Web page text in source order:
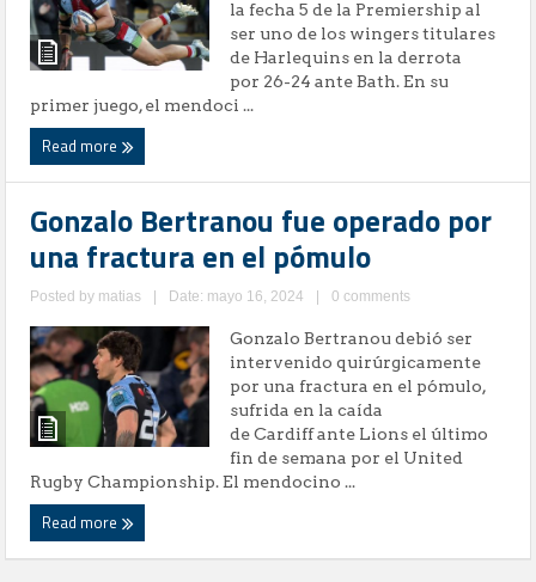
la fecha 5 de la Premiership al
ser uno de los wingers titulares
de Harlequins en la derrota
por 26-24 ante Bath. En su
primer juego, el mendoci ...
Read more
Gonzalo Bertranou fue operado por
una fractura en el pómulo
Posted by matias Date: mayo 16, 2024 0 comments
Gonzalo Bertranou debió ser
intervenido quirúrgicamente
por una fractura en el pómulo,
sufrida en la caída
de Cardiff ante Lions el último
fin de semana por el United
Rugby Championship. El mendocino ...
Read more